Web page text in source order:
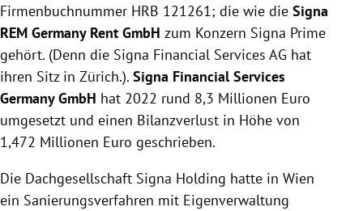
Firmenbuchnummer HRB 121261; die wie die Signa
REM Germany Rent GmbH zum Konzern Signa Prime
gehört. (Denn die Signa Financial Services AG hat
ihren Sitz in Zürich.). Signa Financial Services
Germany GmbH hat 2022 rund 8,3 Millionen Euro
umgesetzt und einen Bilanzverlust in Höhe von
1,472 Millionen Euro geschrieben.
Die Dachgesellschaft Signa Holding hatte in Wien
ein Sanierungsverfahren mit Eigenverwaltung